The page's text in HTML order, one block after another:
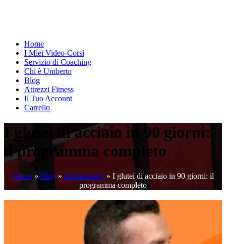
Home
I Miei Video-Corsi
Servizio di Coaching
Chi è Umberto
Blog
Attrezzi Fitness
Il Tuo Account
Carrello
I glutei di acciaio in 90 giorni:
il programma completo
Home» Blog» Allenamento» I glutei di acciaio in 90 giorni: il
programma completo